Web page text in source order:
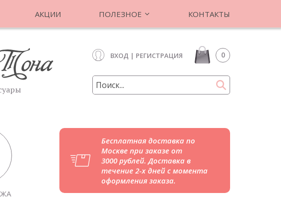
АКЦИИ ПОЛЕЗНОЕ КОНТАКТЫ
ВХОД | РЕГИСТРАЦИЯ 0
Бесплатная доставка по
Москве при заказе от
3000 рублей. Доставка в
течение 2-х дней с момента
оформления заказа.